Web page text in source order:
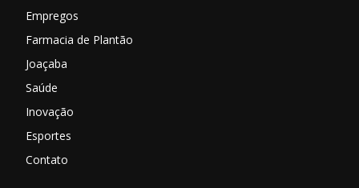
Empregos
Farmacia de Plantão
Joaçaba
Saúde
Inovação
Esportes
Contato